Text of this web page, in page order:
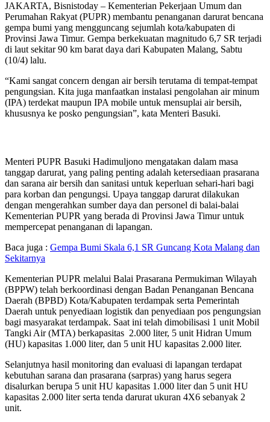
JAKARTA, Bisnistoday – Kementerian Pekerjaan Umum dan
Perumahan Rakyat (PUPR) membantu penanganan darurat bencana
gempa bumi yang mengguncang sejumlah kota/kabupaten di
Provinsi Jawa Timur. Gempa berkekuatan magnitudo 6,7 SR terjadi
di laut sekitar 90 km barat daya dari Kabupaten Malang, Sabtu
(10/4) lalu.
“Kami sangat concern dengan air bersih terutama di tempat-tempat
pengungsian. Kita juga manfaatkan instalasi pengolahan air minum
(IPA) terdekat maupun IPA mobile untuk mensuplai air bersih,
khususnya ke posko pengungsian”, kata Menteri Basuki.
Menteri PUPR Basuki Hadimuljono mengatakan dalam masa
tanggap darurat, yang paling penting adalah ketersediaan prasarana
dan sarana air bersih dan sanitasi untuk keperluan sehari-hari bagi
para korban dan pengungsi. Upaya tanggap darurat dilakukan
dengan mengerahkan sumber daya dan personel di balai-balai
Kementerian PUPR yang berada di Provinsi Jawa Timur untuk
mempercepat penanganan di lapangan.
Baca juga : Gempa Bumi Skala 6,1 SR Guncang Kota Malang dan
Sekitarnya
Kementerian PUPR melalui Balai Prasarana Permukiman Wilayah
(BPPW) telah berkoordinasi dengan Badan Penanganan Bencana
Daerah (BPBD) Kota/Kabupaten terdampak serta Pemerintah
Daerah untuk penyediaan logistik dan penyediaan pos pengungsian
bagi masyarakat terdampak. Saat ini telah dimobilisasi 1 unit Mobil
Tangki Air (MTA) berkapasitas 2.000 liter, 5 unit Hidran Umum
(HU) kapasitas 1.000 liter, dan 5 unit HU kapasitas 2.000 liter.
Selanjutnya hasil monitoring dan evaluasi di lapangan terdapat
kebutuhan sarana dan prasarana (sarpras) yang harus segera
disalurkan berupa 5 unit HU kapasitas 1.000 liter dan 5 unit HU
kapasitas 2.000 liter serta tenda darurat ukuran 4X6 sebanyak 2
unit.